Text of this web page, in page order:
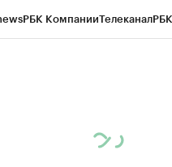
РБК КомпанииТелеканал